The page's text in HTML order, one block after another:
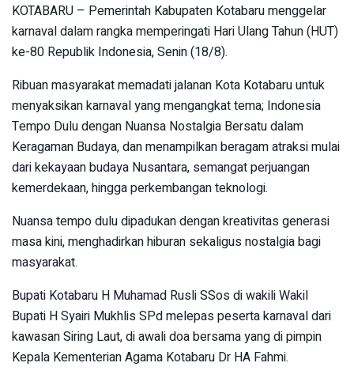
KOTABARU – Pemerintah Kabupaten Kotabaru menggelar
karnaval dalam rangka memperingati Hari Ulang Tahun (HUT)
ke-80 Republik Indonesia, Senin (18/8).
Ribuan masyarakat memadati jalanan Kota Kotabaru untuk
menyaksikan karnaval yang mengangkat tema; Indonesia
Tempo Dulu dengan Nuansa Nostalgia Bersatu dalam
Keragaman Budaya, dan menampilkan beragam atraksi mulai
dari kekayaan budaya Nusantara, semangat perjuangan
kemerdekaan, hingga perkembangan teknologi.
Nuansa tempo dulu dipadukan dengan kreativitas generasi
masa kini, menghadirkan hiburan sekaligus nostalgia bagi
masyarakat.
Bupati Kotabaru H Muhamad Rusli SSos di wakili Wakil
Bupati H Syairi Mukhlis SPd melepas peserta karnaval dari
kawasan Siring Laut, di awali doa bersama yang di pimpin
Kepala Kementerian Agama Kotabaru Dr HA Fahmi.